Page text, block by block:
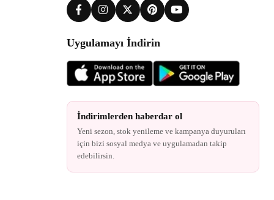
Uygulamayı İndirin
İndirimlerden haberdar ol
Yeni sezon, stok yenileme ve kampanya duyuruları
için bizi sosyal medya ve uygulamadan takip
edebilirsin.